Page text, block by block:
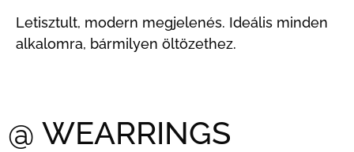
Letisztult, modern megjelenés. Ideális minden
alkalomra, bármilyen öltözethez.
@ WEARRINGS